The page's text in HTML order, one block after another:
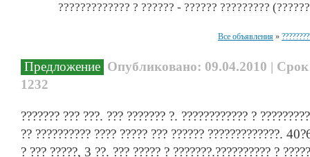
????????????? ? ?????? - ?????? ?????????
Все объявления »
Предложение Опубликовано: 09.04.2010 |
1232
??????? ??? ???. ??? ??????? ?. ???????????? ?
?? ?????????? ???? ????? ??? ?????? ?????????????.
? ??? ?????, 3 ??. ??? ????? ? ???????.?????????? ?